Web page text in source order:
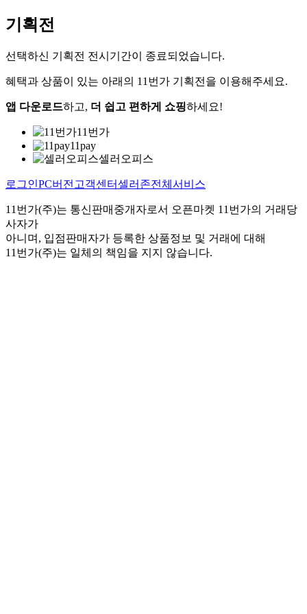
기획전
선택하신 기획전 전시기간이 종료되었습니다.
혜택과 상품이 있는 아래의 11번가 기획전을 이용해주세요.
앱 다운로드하고, 더 쉽고 편하게 쇼핑하세요!
11번가
11pay
셀러오피스
로그인PC버전 고객센터셀러존전체서비스
11번가(주)는 통신판매중개자로서 오픈마켓 11번가의 거래당
사자가
아니며, 입점판매자가 등록한 상품정보 및 거래에 대해
11번가(주)는 일체의 책임을 지지 않습니다.